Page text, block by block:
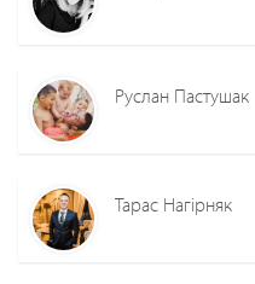
Руслан Пастушак
Тарас Нагірняк